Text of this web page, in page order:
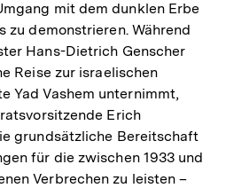
mit dem dunklen Erbe
zu demonstrieren. Während
Hans-Dietrich Genscher
Reise zur israelischen
Yad Vashem unternimmt,
Erich
grundsätzliche Bereitschaft
für die zwischen 1933 und
Verbrechen zu leisten –